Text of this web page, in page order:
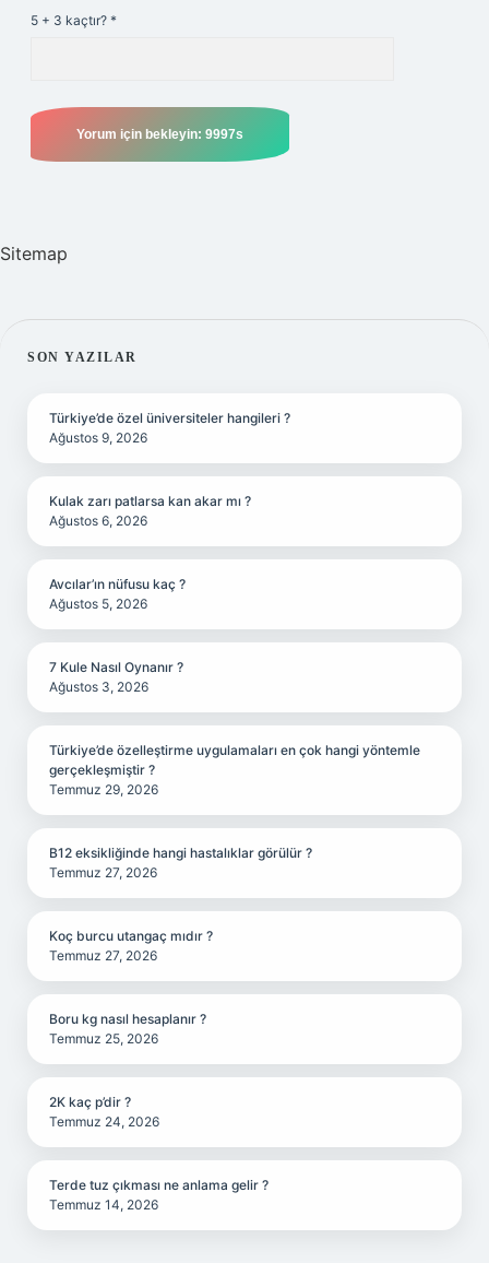
5 + 3 kaçtır? *
Sitemap
SIDEBAR
SON YAZILAR
Türkiye’de özel üniversiteler hangileri ?
Ağustos 9, 2026
Kulak zarı patlarsa kan akar mı ?
Ağustos 6, 2026
Avcılar’ın nüfusu kaç ?
Ağustos 5, 2026
7 Kule Nasıl Oynanır ?
Ağustos 3, 2026
Türkiye’de özelleştirme uygulamaları en çok hangi yöntemle
gerçekleşmiştir ?
Temmuz 29, 2026
B12 eksikliğinde hangi hastalıklar görülür ?
Temmuz 27, 2026
Koç burcu utangaç mıdır ?
Temmuz 27, 2026
Boru kg nasıl hesaplanır ?
Temmuz 25, 2026
2K kaç p’dir ?
Temmuz 24, 2026
Terde tuz çıkması ne anlama gelir ?
Temmuz 14, 2026